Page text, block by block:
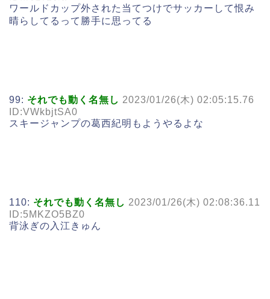
ワールドカップ外された当てつけでサッカーして恨み
晴らしてるって勝手に思ってる
99: それでも動く名無し 2023/01/26(木) 02:05:15.76
ID:VWkbjtSA0
スキージャンプの葛西紀明もようやるよな
110: それでも動く名無し 2023/01/26(木) 02:08:36.11
ID:5MKZO5BZ0
背泳ぎの入江きゅん